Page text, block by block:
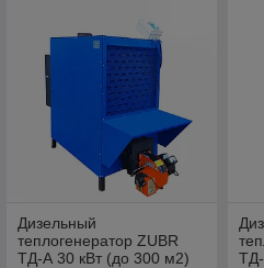
Дизельный
теплогенератор ZUBR
ТД-А 30 кВт (до 300 м2)